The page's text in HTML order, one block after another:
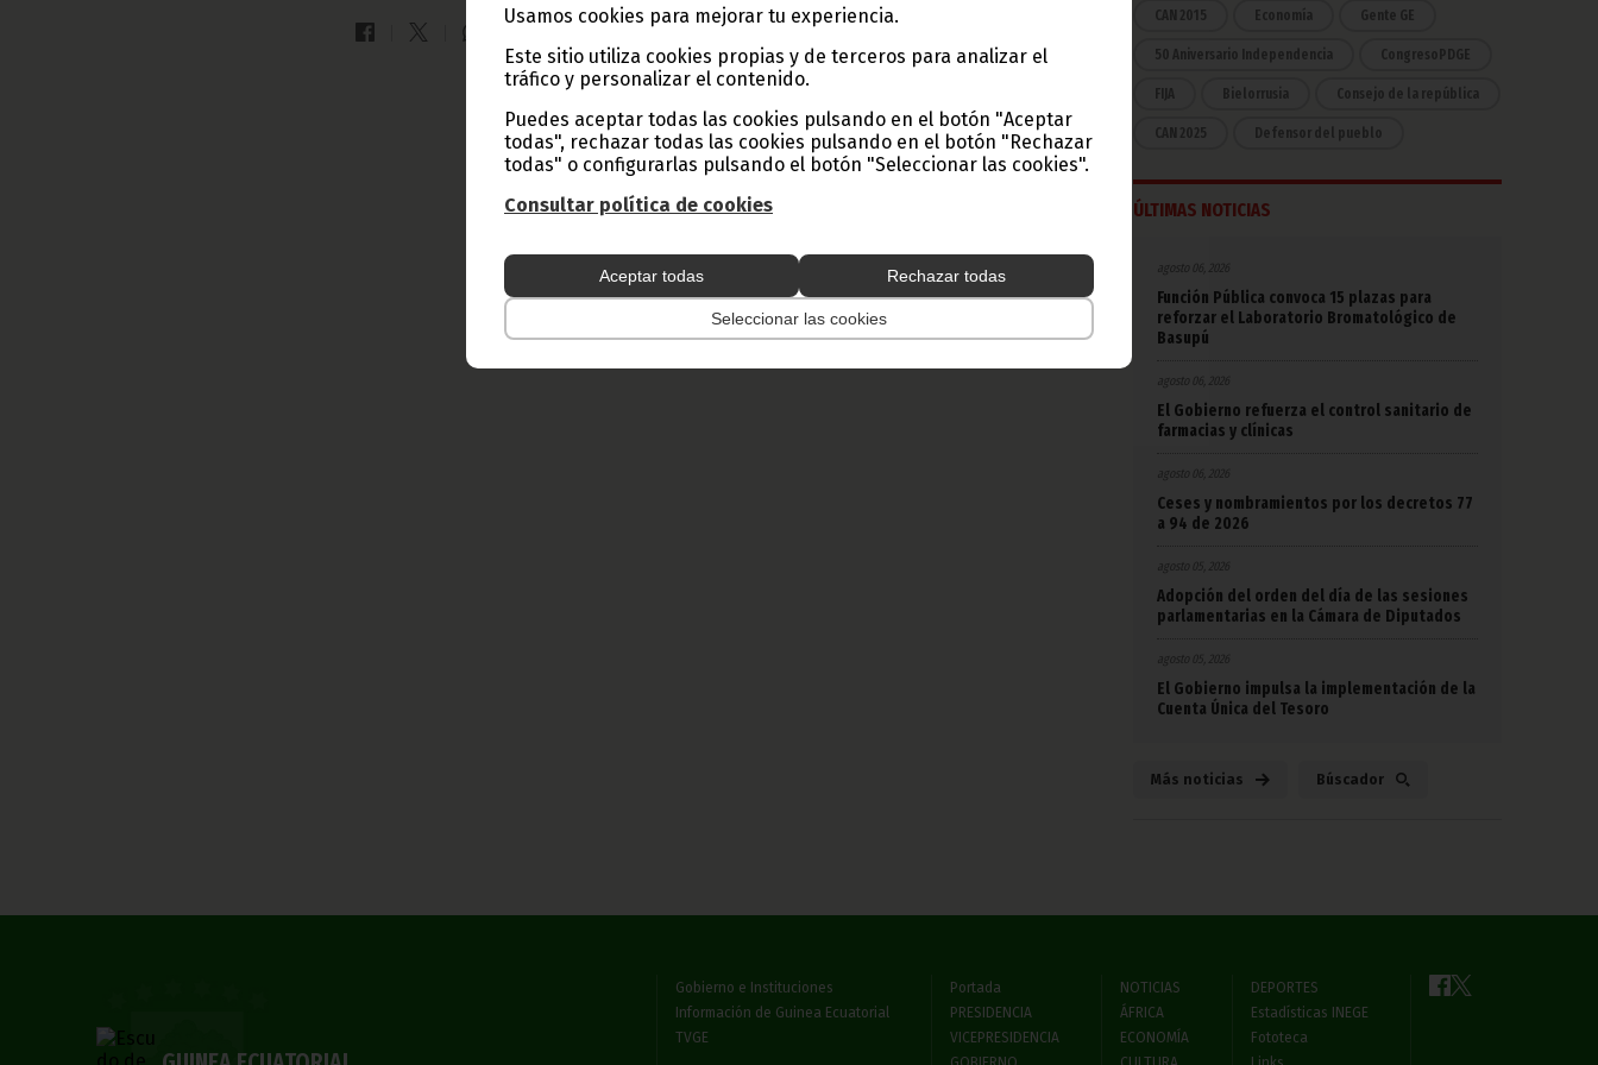
Usamos cookies para mejorar tu experiencia.
Este sitio utiliza cookies propias y de terceros para analizar el
tráfico y personalizar el contenido.
Puedes aceptar todas las cookies pulsando en el botón "Aceptar
todas", rechazar todas las cookies pulsando en el botón "Rechazar
todas" o configurarlas pulsando el botón "Seleccionar las cookies".
Consultar política de cookies
Aceptar todas Rechazar todas
Seleccionar las cookies
CAN 2015 Economía Gente GE
50 Aniversario Independencia CongresoPDGE
FIJA Bielorrusia Consejo de la república
CAN 2025 Defensor del pueblo
ÚLTIMAS NOTICIAS
agosto 06, 2026
Función Pública convoca 15 plazas para
reforzar el Laboratorio Bromatológico de
Basupú
agosto 06, 2026
El Gobierno refuerza el control sanitario de
farmacias y clínicas
agosto 06, 2026
Ceses y nombramientos por los decretos 77
a 94 de 2026
agosto 05, 2026
Adopción del orden del día de las sesiones
parlamentarias en la Cámara de Diputados
agosto 05, 2026
El Gobierno impulsa la implementación de la
Cuenta Única del Tesoro
Más noticias Búscador
Gobierno e Instituciones
Información de Guinea Ecuatorial
TVGE
Portada
PRESIDENCIA
VICEPRESIDENCIA
NOTICIAS
ÁFRICA
ECONOMÍA
DEPORTES
Estadísticas INEGE
Fototeca